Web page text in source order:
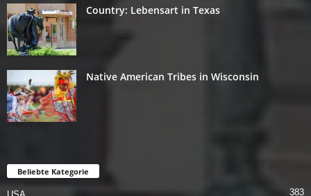
Country: Lebensart in Texas
Native American Tribes in Wisconsin
Beliebte Kategorie
383